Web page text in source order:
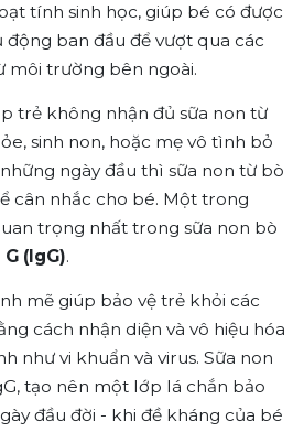
tính sinh học, giúp bé có được
ban đầu để vượt qua các
môi trường bên ngoài.
trẻ không nhận đủ sữa non từ
sinh non, hoặc mẹ vô tình bỏ
ngày đầu thì sữa non từ bò
cân nhắc cho bé. Một trong
trọng nhất trong sữa non bò
(IgG).
mẽ giúp bảo vệ trẻ khỏi các
cách nhận diện và vô hiệu hóa
như vi khuẩn và virus. Sữa non
tạo nên một lớp lá chắn bảo
đầu đời - khi đề kháng của bé